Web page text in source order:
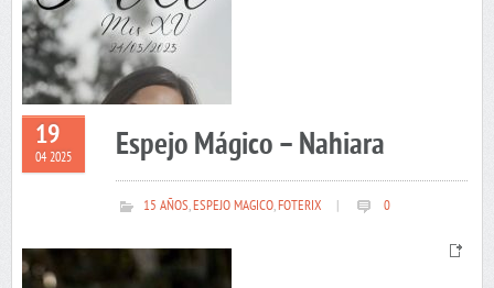
19
04 2025 Espejo Mágico – Nahiara
15 AÑOS,ESPEJO MAGICO,FOTERIX 0